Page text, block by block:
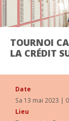
PRÉSENTATION
HISTORIQUE
AUTORITÉS
200E
Vie de l'école
ACTUALITÉS
SYSTÈME
Aide aux
DEVOIRS À
DIRECTION
SECRÉTARIAT
Infos pratiques
RÈGLEMENTS
Agenda
TOURNOI
LA CRÉDIT
Date
Sa 13 mai 2023 |
Lieu